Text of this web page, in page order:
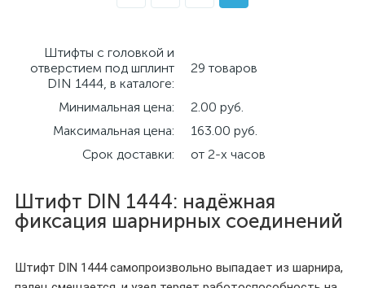
Штифты с головкой и
отверстием под шплинт
DIN 1444, в каталоге:
29 товаров
Минимальная цена:
2.00 руб.
Максимальная цена:
163.00 руб.
Срок доставки:
от 2-х часов
Штифт DIN 1444: надёжная
фиксация шарнирных соединений
Штифт DIN 1444 самопроизвольно выпадает из шарнира,